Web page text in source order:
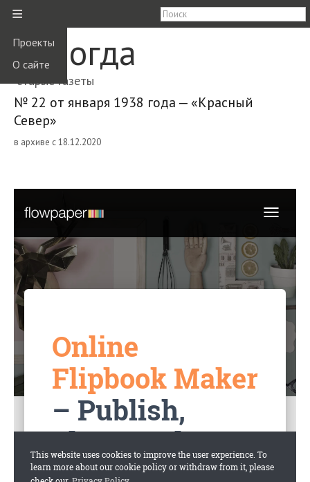
≡
Проекты
О сайте
Вологда
старые газеты
№ 22 от января 1938 года — «Красный
Север»
в архиве с 18.12.2020